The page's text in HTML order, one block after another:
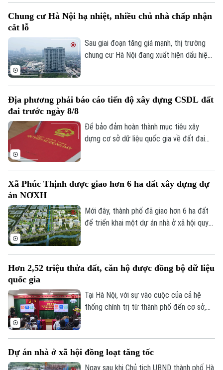
Chuyên mục
Thời sự
Hà Nội
Chính trị
Hà Nội
Nhịp sống Hà Nội
Thế giới
động sản sẽ được bổ sung vào điều
động sản chỉ có duy nhất 1 mã định danh.
Chung cư Hà Nội hạ nhiệt, nhiều chủ nhà chấp nhận
cắt lỗ
Sau giai đoạn tăng giá mạnh, thị trường
chung cư Hà Nội đang xuất hiện dấu hiệu
Địa phương phải báo cáo tiến độ xây dựng CSDL đất
đai trước ngày 8/8
Để bảo đảm hoàn thành mục tiêu xây
dựng cơ sở dữ liệu quốc gia về đất đai
báo cáo trước ngày 8/8.
Xã Phúc Thịnh được giao hơn 6 ha đất xây dựng dự
án NƠXH
Mới đây, thành phố đã giao hơn 6 ha đất
để triển khai một dự án nhà ở xã hội quy
Hơn 2,52 triệu thửa đất, căn hộ được đồng bộ dữ liệu
quốc gia
Tại Hà Nội, với sự vào cuộc của cả hệ
thống chính trị từ thành phố đến cơ sở,
đồng bộ trên toàn địa bàn.
Dự án nhà ở xã hội đồng loạt tăng tốc
Ngay sau khi Chủ tịch UBND thành phố Hà